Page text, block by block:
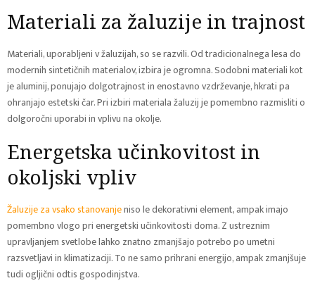
Materiali za žaluzije in trajnost
Materiali, uporabljeni v žaluzijah, so se razvili. Od tradicionalnega lesa do
modernih sintetičnih materialov, izbira je ogromna. Sodobni materiali kot
je aluminij, ponujajo dolgotrajnost in enostavno vzdrževanje, hkrati pa
ohranjajo estetski čar. Pri izbiri materiala žaluzij je pomembno razmisliti o
dolgoročni uporabi in vplivu na okolje.
Energetska učinkovitost in
okoljski vpliv
Žaluzije za vsako stanovanjeniso le dekorativni element, ampak imajo
pomembno vlogo pri energetski učinkovitosti doma. Z ustreznim
upravljanjem svetlobe lahko znatno zmanjšajo potrebo po umetni
razsvetljavi in klimatizaciji. To ne samo prihrani energijo, ampak zmanjšuje
tudi ogljični odtis gospodinjstva.